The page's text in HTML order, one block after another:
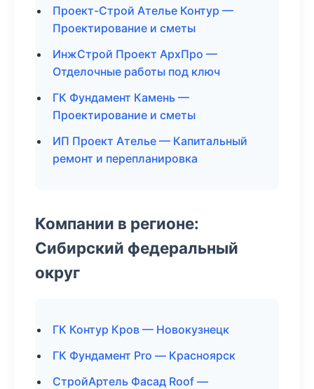
Проект-Строй Ателье Контур —
Проектирование и сметы
ИнжСтрой Проект АрхПро —
Отделочные работы под ключ
ГК Фундамент Камень —
Проектирование и сметы
ИП Проект Ателье — Капитальный
ремонт и перепланировка
Компании в регионе:
Сибирский федеральный
округ
ГК Контур Кров — Новокузнецк
ГК Фундамент Pro — Красноярск
СтройАртель Фасад Roof —